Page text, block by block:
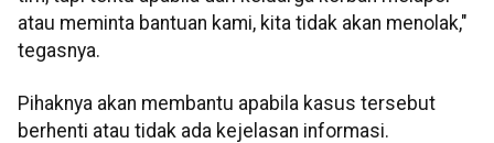
atau meminta bantuan kami, kita tidak akan menolak,"
tegasnya.
Pihaknya akan membantu apabila kasus tersebut
berhenti atau tidak ada kejelasan informasi.